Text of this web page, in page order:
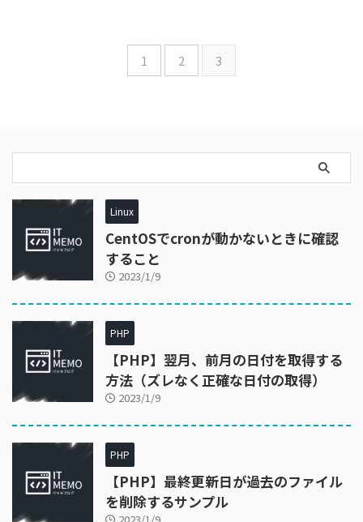
1 2 3
Linux
CentOSでcronが動かないときに確認
すること
2023/1/9
PHP
【PHP】翌月、前月の日付を取得する
方法（ズレなく正確な日付の取得）
2023/1/9
PHP
【PHP】最終更新日が過去のファイル
を削除するサンプル